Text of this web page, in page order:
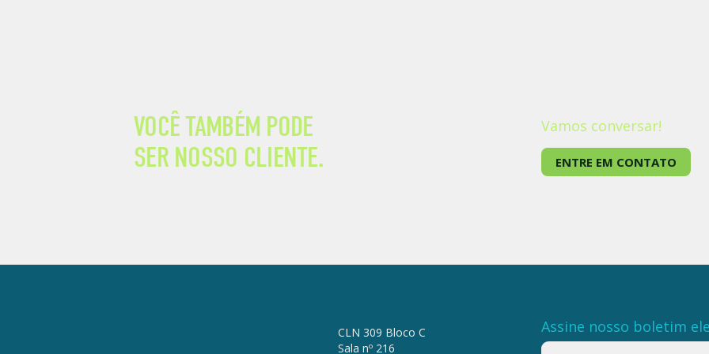
VOCÊ TAMBÉM PODE
SER NOSSO CLIENTE.
Vamos conversar!
ENTRE EM CONTATO
CLN 309 Bloco C
Sala nº 216
Assine nosso boletim